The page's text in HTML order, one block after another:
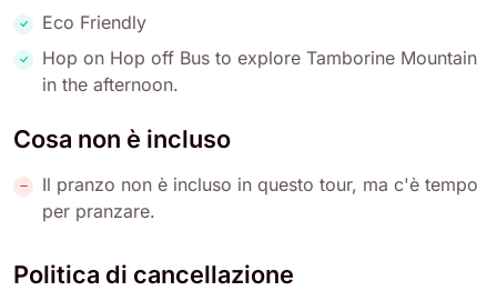
Eco Friendly
Hop on Hop off Bus to explore Tamborine Mountain
in the afternoon.
Cosa non è incluso
Il pranzo non è incluso in questo tour, ma c'è tempo
per pranzare.
Politica di cancellazione